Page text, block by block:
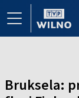
Bruksela: